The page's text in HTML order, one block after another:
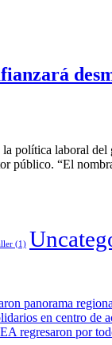
política laboral
público. “El
(1)
panorama
en centro de
regresaron por